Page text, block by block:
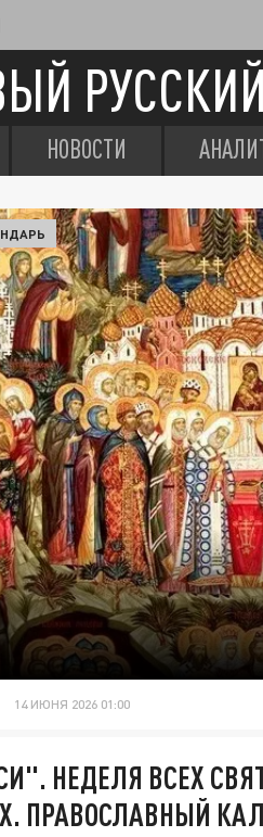
РУССКИЙ
НОВОСТИ
14 ИЮНЯ 2026 01:00
НЕДЕЛЯ ВСЕХ
ПРАВОСЛАВНЫЙ